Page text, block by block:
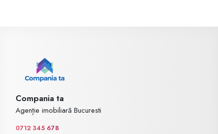
Compania ta
Agenție imobiliară Bucuresti
0712 345 678